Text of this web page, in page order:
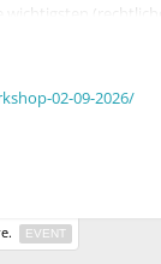
Den Kern
realer
wie Sie
können.
02-09-2026/
EVENT